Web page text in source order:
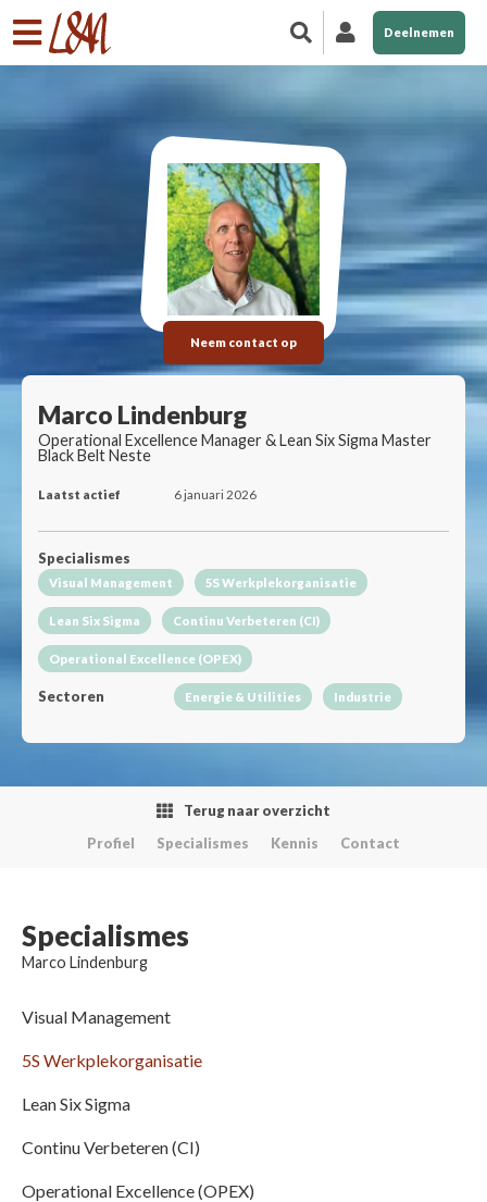
Deelnemen
Neem contact op
Marco Lindenburg
Operational Excellence Manager & Lean Six Sigma Master
Black Belt Neste
Laatst actief 6 januari 2026
Specialismes
Visual Management 5S Werkplekorganisatie
Lean Six Sigma Continu Verbeteren (CI)
Operational Excellence (OPEX)
Sectoren Energie & Utilities Industrie
Terug naar overzicht
Profiel
Specialismes Kennis Contact
Specialismes
Marco Lindenburg
Visual Management
5S Werkplekorganisatie
Lean Six Sigma
Continu Verbeteren (CI)
Operational Excellence (OPEX)